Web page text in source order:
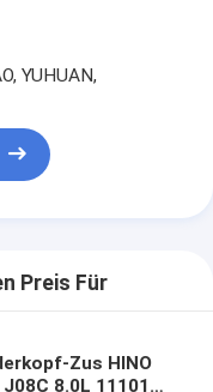
YUHUAN,
Preis Für
Zus HINO
J08C 8.0L 11101